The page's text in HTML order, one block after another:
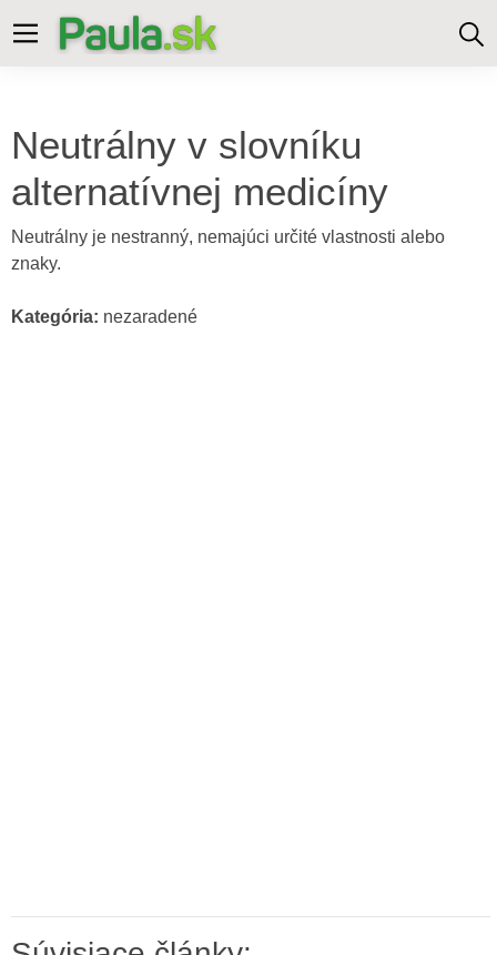
Neutrálny v slovníku
alternatívnej medicíny
Neutrálny je nestranný, nemajúci určité vlastnosti alebo
znaky.
Kategória: nezaradené